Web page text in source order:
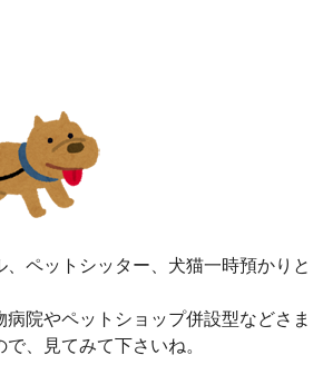
ペットシッター、犬猫一時預かりと
院やペットショップ併設型などさま
、見てみて下さいね。